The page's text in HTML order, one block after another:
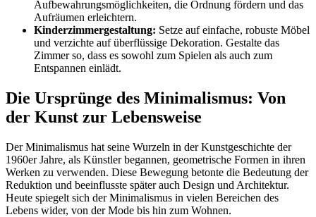
Aufbewahrungsmöglichkeiten, die Ordnung fördern und das
Aufräumen erleichtern.
Kinderzimmergestaltung: Setze auf einfache, robuste Möbel
und verzichte auf überflüssige Dekoration. Gestalte das
Zimmer so, dass es sowohl zum Spielen als auch zum
Entspannen einlädt.
Die Ursprünge des Minimalismus: Von
der Kunst zur Lebensweise
Der Minimalismus hat seine Wurzeln in der Kunstgeschichte der
1960er Jahre, als Künstler begannen, geometrische Formen in ihren
Werken zu verwenden. Diese Bewegung betonte die Bedeutung der
Reduktion und beeinflusste später auch Design und Architektur.
Heute spiegelt sich der Minimalismus in vielen Bereichen des
Lebens wider, von der Mode bis hin zum Wohnen.